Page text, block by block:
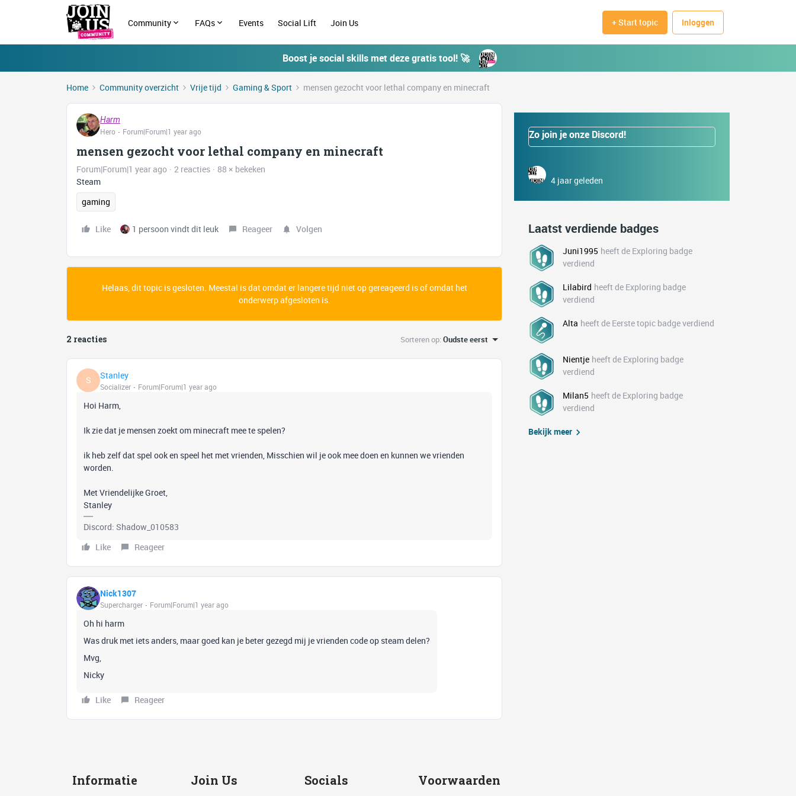
Community FAQs Events Social Lift Join Us + Start topic Inloggen
Boost je social skills met deze gratis tool! 🚀
Home Community overzicht Vrije tijd Gaming & Sport mensen gezocht voor lethal company en minecraft
Harm
Hero
Forum|Forum|1 year ago
mensen gezocht voor lethal company en minecraft
Forum|Forum|1 year ago 2 reacties
88 × bekeken
Steam
gaming
Like 1 persoon vindt dit leuk Reageer Volgen
Helaas, dit topic is gesloten. Meestal is dat omdat er langere tijd niet op gereageerd is of omdat het
onderwerp afgesloten is.
2 reacties Sorteren op:Oudste eerst
S Stanley
Socializer Forum|Forum|1 year ago
Hoi Harm,
Ik zie dat je mensen zoekt om minecraft mee te spelen?
ik heb zelf dat spel ook en speel het met vrienden, Misschien wil je ook mee doen en kunnen we vrienden
worden.
Met Vriendelijke Groet,
Stanley
Discord: Shadow_010583
Like
Reageer
Nick1307
Supercharger Forum|Forum|1 year ago
Oh hi harm
Was druk met iets anders, maar goed kan je beter gezegd mij je vrienden code op steam delen?
Mvg,
Nicky
Like Reageer
Zo join je onze Discord!
4 jaar geleden
Laatst verdiende badges
Juni1995 heeft de Exploring badge
verdiend
Lilabird heeft de Exploring badge
verdiend
Alta heeft de Eerste topic badge verdiend
Nientje heeft de Exploring badge
verdiend
Milan5 heeft de Exploring badge
verdiend
Bekijk meer
Informatie Join Us Socials Voorwaarden